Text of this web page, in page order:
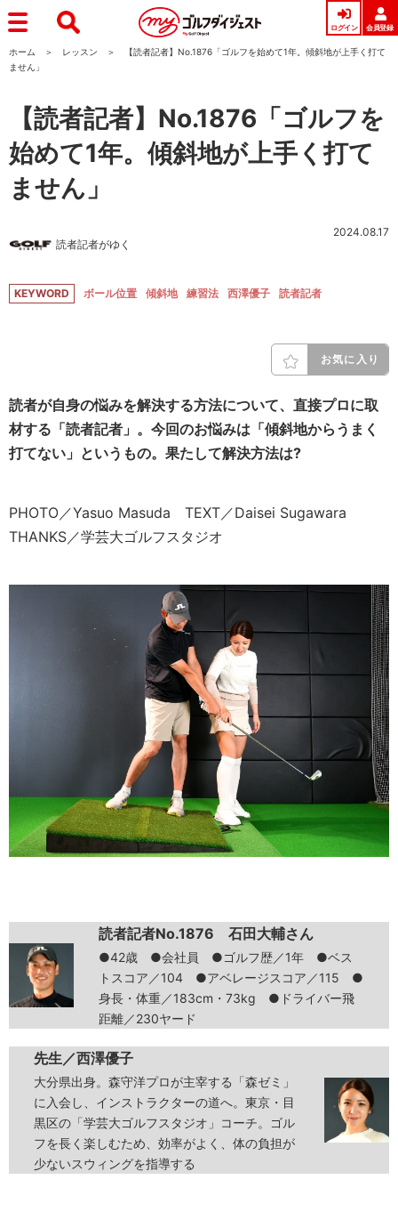
ログイン 会員登録
ホーム レッスン
【読者記者】No.1876「ゴルフを始めて1年。傾斜地が上手く打て
ません」
【読者記者】No.1876「ゴルフを
始めて1年。傾斜地が上手く打て
ません」
読者記者がゆく
2024.08.17
KEYWORD ボール位置 傾斜地 練習法 西澤優子 読者記者
お気に入り
読者が自身の悩みを解決する方法について、直接プロに取
材する「読者記者」。今回のお悩みは「傾斜地からうまく
打てない」というもの。果たして解決方法は?
PHOTO／Yasuo Masuda TEXT／Daisei Sugawara
THANKS／学芸大ゴルフスタジオ
読者記者No.1876 石田大輔さん
●42歳 ●会社員 ●ゴルフ歴／1年 ●ベス
トスコア／104 ●アベレージスコア／115 ●
身長・体重／183cm・73kg ●ドライバー飛
距離／230ヤード
先生／西澤優子
大分県出身。森守洋プロが主宰する「森ゼミ」
に入会し、インストラクターの道へ。東京・目
黒区の「学芸大ゴルフスタジオ」コーチ。ゴル
フを長く楽しむため、効率がよく、体の負担が
少ないスウィングを指導する